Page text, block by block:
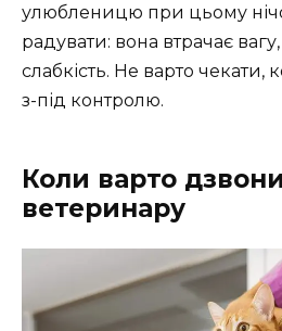
улюбленицю при цьому
радувати: вона втрачає
слабкість. Не варто чекати,
з-під контролю.
Коли варто
ветеринару